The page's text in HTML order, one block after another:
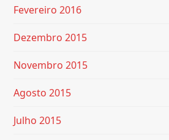
Fevereiro 2016
Dezembro 2015
Novembro 2015
Agosto 2015
Julho 2015